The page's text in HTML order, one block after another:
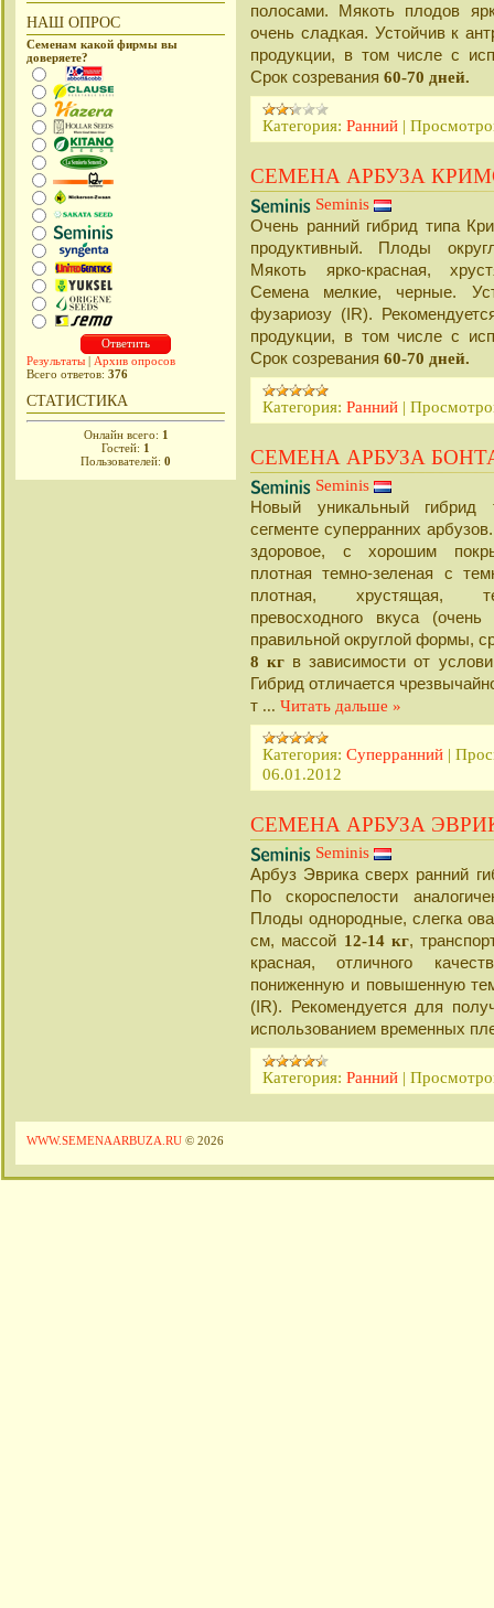
НАШ ОПРОС
Семенам какой фирмы вы
доверяете?
Результаты | Архив опросов
Всего ответов: 376
СТАТИСТИКА
Онлайн всего: 1
Гостей: 1
Пользователей: 0
полосами. Мякоть плодов
очень сладкая. Устойчив к
продукции, в том числе с
Срок созревания 60-70 дней.
Категория: Ранний |
СЕМЕНА АРБУЗА
Seminis
Очень ранний гибрид типа
продуктивный. Плоды
Мякоть ярко-красная,
Семена мелкие, черные.
фузариозу (IR).
продукции, в том числе с
Срок созревания 60-70 дней.
Категория: Ранний |
СЕМЕНА АРБУЗА БОНТА
Seminis
Новый уникальный
сегменте суперранних
здоровое, с хорошим
плотная темно-зеленая с
плотная, хрустящая,
превосходного вкуса
правильной округлой формы,
8 кг в зависимости от
Гибрид отличается
т ... Читать дальше »
Категория: Суперранний |
06.01.2012
СЕМЕНА АРБУЗА
Seminis
Арбуз Эврика сверх ранний
По скороспелости
Плоды однородные, слегка
см, массой 12-14 кг,
красная, отличного
пониженную и повышенную
(IR). Рекомендуется для
использованием временных
Категория: Ранний |
WWW.SEMENAARBUZA.RU © 2026